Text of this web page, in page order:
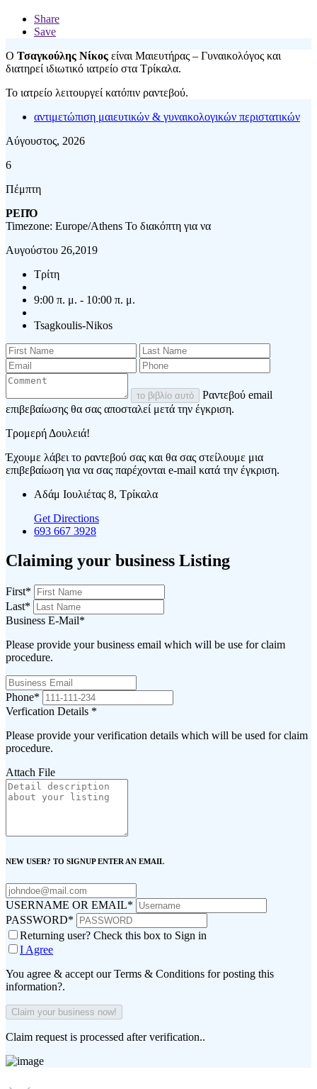
Share
Save
Ο Τσαγκούλης Νίκος είναι Μαιευτήρας – Γυναικολόγος και
διατηρεί ιδιωτικό ιατρείο στα Τρίκαλα.
Το ιατρείο λειτουργεί κατόπιν ραντεβού.
αντιμετώπιση μαιευτικών & γυναικολογικών περιστατικών
Αύγουστος, 2026
6
Πέμπτη
ΡΕΠΌ
Timezone: Europe/Athens Το διακόπτη για να
Αυγούστου 26,2019
Τρίτη
9:00 π. μ. - 10:00 π. μ.
Tsagkoulis-Nikos
το βιβλίο αυτό
Ραντεβού email
επιβεβαίωσης θα σας αποσταλεί μετά την έγκριση.
Τρομερή Δουλειά!
Έχουμε λάβει το ραντεβού σας και θα σας στείλουμε μια
επιβεβαίωση για να σας παρέχονται e-mail κατά την έγκριση.
Αδάμ Ιουλιέτας 8, Τρίκαλα
Get Directions
693 667 3928
Claiming your business Listing
First*
Last*
Business E-Mail*
Please provide your business email which will be use for claim
procedure.
Phone*
Verfication Details *
Please provide your verification details which will be used for claim
procedure.
Attach File
NEW USER? TO SIGNUP ENTER AN EMAIL
USERNAME OR EMAIL*
PASSWORD*
Returning user? Check this box to Sign in
I Agree
You agree & accept our Terms & Conditions for posting this
information?.
Claim request is processed after verification..